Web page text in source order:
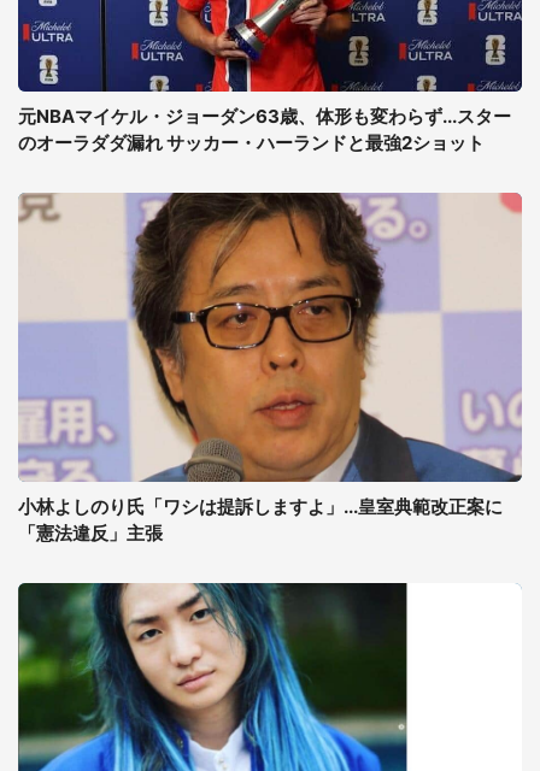
元NBAマイケル・ジョーダン63歳、体形も変わらず...スター
のオーラダダ漏れ サッカー・ハーランドと最強2ショット
小林よしのり氏「ワシは提訴しますよ」...皇室典範改正案に
「憲法違反」主張